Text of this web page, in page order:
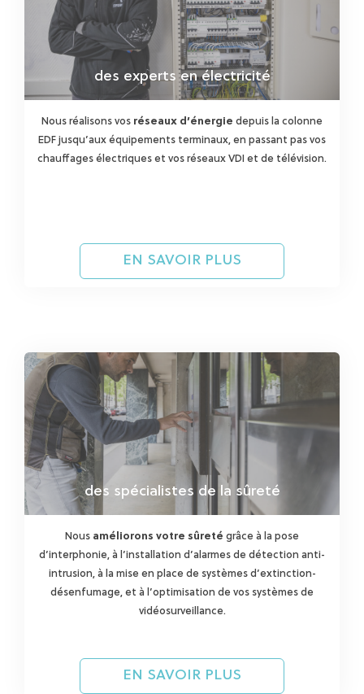
des experts en électricité
Nous réalisons vos réseaux d’énergie depuis la colonne
EDF jusqu’aux équipements terminaux, en passant pas vos
chauffages électriques et vos réseaux VDI et de télévision.
EN SAVOIR PLUS
des spécialistes de la sûreté
Nous améliorons votre sûreté grâce à la pose
d’interphonie, à l’installation d’alarmes de détection anti-
intrusion, à la mise en place de systèmes d’extinction-
désenfumage, et à l’optimisation de vos systèmes de
vidéosurveillance.
EN SAVOIR PLUS